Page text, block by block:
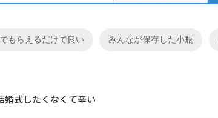
もらえるだけで良い みんなが保存した小瓶
婚式したくなくて辛い